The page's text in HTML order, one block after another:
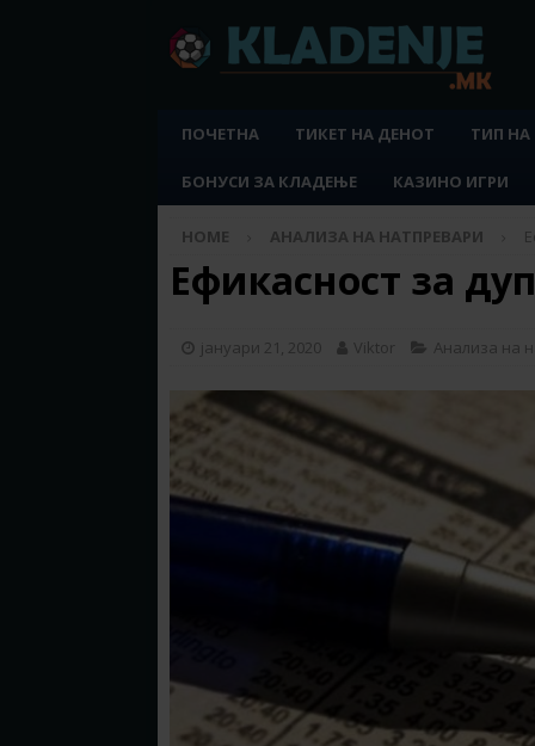
ПОЧЕТНА ТИКЕТ НА ДЕНОТ ТИП
БОНУСИ ЗА КЛАДЕЊЕ КАЗИНО ИГРИ
HOME АНАЛИЗА НА НАТПРЕВАРИ
Ефикасност за
јануари 21, 2020 Viktor Анализа на